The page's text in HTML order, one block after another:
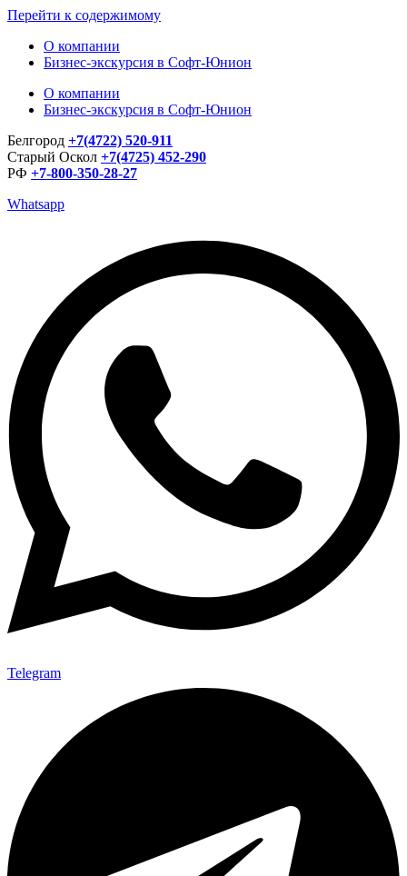
Перейти к содержимому
О компании
Бизнес-экскурсия в Софт-Юнион
О компании
Бизнес-экскурсия в Софт-Юнион
Белгород +7(4722) 520-911
Старый Оскол +7(4725) 452-290
РФ +7-800-350-28-27
Whatsapp
Telegram